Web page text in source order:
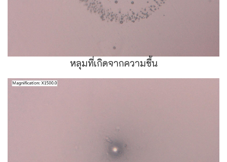
หลุมที่เกิดจากความชื้น